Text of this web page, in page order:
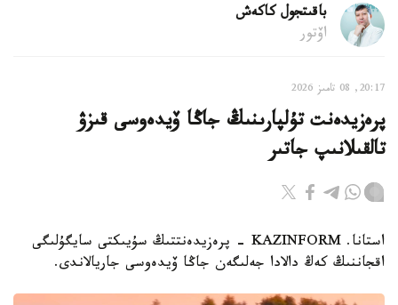
باقىتجول كاكەش
اۆتور
20:17, 08 تامىز 2026
پرەزيدەنت تۇلپارىنىڭ جاڭا ۆيدەوسى قىزۋ
تالقىلانىپ جاتىر
استانا. KAZINFORM - پرەزيدەنتتىڭ سۇيىكتى سايگۇلىگى
اقجاننىڭ كەڭ دالادا جەلىگەن جاڭا ۆيدەوسى جاريالاندى.